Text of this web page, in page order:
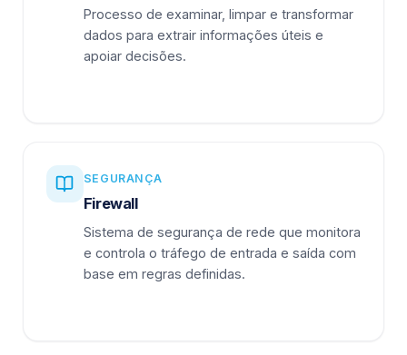
Processo de examinar, limpar e transformar
dados para extrair informações úteis e
apoiar decisões.
SEGURANÇA
Firewall
Sistema de segurança de rede que monitora
e controla o tráfego de entrada e saída com
base em regras definidas.